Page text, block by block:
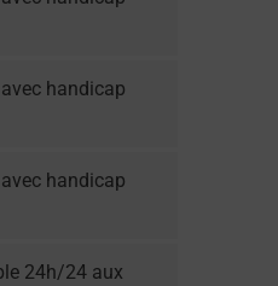
handicap
handicap
24h/24 aux